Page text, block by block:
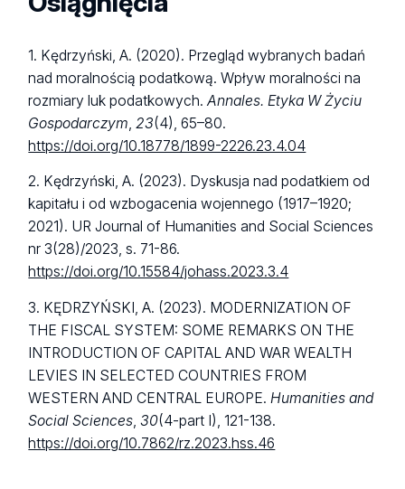
1. Kędrzyński, A. (2020). Przegląd wybranych badań
nad moralnością podatkową. Wpływ moralności na
rozmiary luk podatkowych.Annales. Etyka W Życiu
Gospodarczym,23(4), 65–80.
https://doi.org/10.18778/1899-2226.23.4.04
2. Kędrzyński, A. (2023). Dyskusja nad podatkiem od
kapitału i od wzbogacenia wojennego (1917–1920;
2021). UR Journal of Humanities and Social Sciences
nr 3(28)/2023, s. 71-86.
https://doi.org/10.15584/johass.2023.3.4
3. KĘDRZYŃSKI, A. (2023). MODERNIZATION OF
THE FISCAL SYSTEM: SOME REMARKS ON THE
INTRODUCTION OF CAPITAL AND WAR WEALTH
LEVIES IN SELECTED COUNTRIES FROM
WESTERN AND CENTRAL EUROPE. Humanities and
Social Sciences ,30(4-part I), 121-138.
https://doi.org/10.7862/rz.2023.hss.46